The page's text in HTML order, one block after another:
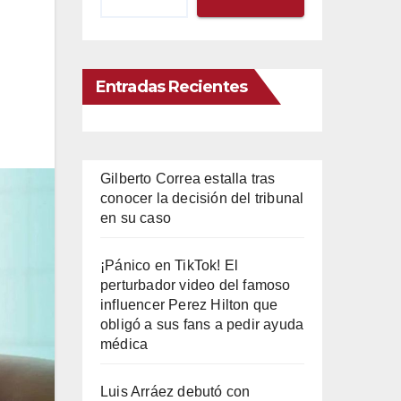
Entradas Recientes
Gilberto Correa estalla tras
conocer la decisión del tribunal
en su caso
¡Pánico en TikTok! El
perturbador video del famoso
influencer Perez Hilton que
obligó a sus fans a pedir ayuda
médica
Luis Arráez debutó con